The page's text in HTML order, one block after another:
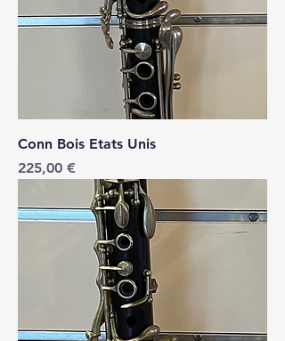
Conn Bois Etats Unis
Price
225,00 €